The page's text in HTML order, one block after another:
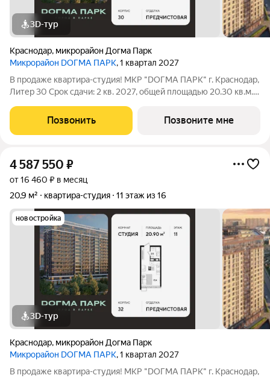
3D-тур
Краснодар, микрорайон Догма Парк
Микрорайон DОГМА ПАРК, 1 квартал 2027
В продаже квартира-студия! МКР "DОГМА ПАРК" г. Краснодар,
Литер 30 Срок сдачи: 2 кв. 2027, общей площадью 20.30 кв.м.,
сочетающий в себе стильную архитектуру современного
города, и настоящий зеленый
Позвонить Позвоните мне
4 587 550 ₽
от 16 460 ₽ в месяц
20,9 м²
квартира-студия 11 этаж из 16
новостройка
3D-тур
Краснодар, микрорайон Догма Парк
Микрорайон DОГМА ПАРК, 1 квартал 2027
В продаже квартира-студия! МКР "DОГМА ПАРК" г. Краснодар,